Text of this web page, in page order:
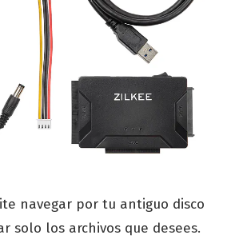
navegar por tu antiguo disco
solo los archivos que desees.